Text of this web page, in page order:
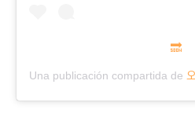
🔜
Una publicación compartida de